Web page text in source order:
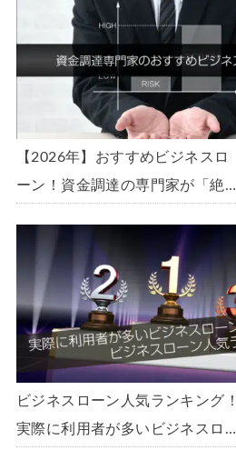
【2026年】おすすめビジネスロ
ーン！資金調達の専門家が「絶
ーン・事業者ローン・商工ローン
ランキング
ビジネスローン人気ランキング！
実際に利用者が多いビジネスロー